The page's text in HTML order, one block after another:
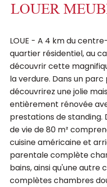
LOUER
LOUE - A 4 km du
quartier résidentiel, au
découvrir cette
la verdure. Dans un parc
découvrirez une jolie
entièrement rénovée
prestations de standing.
de vie de 80 m²
cuisine américaine et
parentale complète
bains, ainsi qu'une autre
complètes chambres